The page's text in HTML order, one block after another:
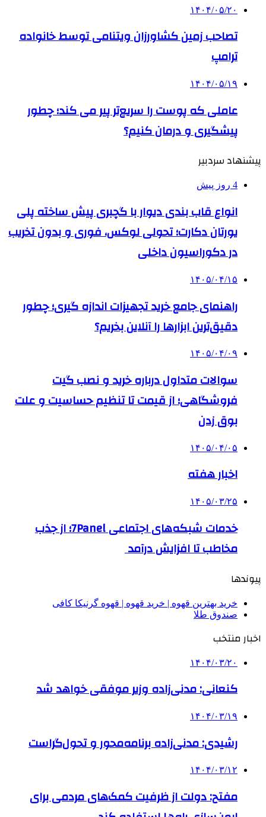
۱۴۰۴/۰۵/۲۰
تصاحب زمین کشاورزان ویتنامی توسط خانواده
ترامپ
۱۴۰۴/۰۵/۱۹
عاملی که پوست را سریع‌تر پیر می کند؛ چطور
پیشگیری و درمان کنیم؟
پیشنهاد سردبیر
4 روز پیش
انواع قاب بندی دیوار با گچبری پیش ساخته پلی
یورتان دکارت؛ تحولی لوکس، فوری و بدون تخریب
در دکوراسیون داخلی
۱۴۰۵/۰۴/۱۵
راهنمای جامع خرید تجهیزات اندازه گیری؛ چطور
دقیق‌ترین ابزارها را آنلاین بخریم؟
۱۴۰۵/۰۴/۰۹
سوالات متداول درباره خرید و نصب گیت
فروشگاهی؛ از قیمت تا تنظیم حساسیت و علت
بوق زدن
۱۴۰۵/۰۴/۰۵
اخبار هفته
۱۴۰۵/۰۳/۲۵
خدمات شبکه‌های اجتماعی 7Panel؛ از جذب
مخاطب تا افزایش درآمد
پیوندها
خرید بهترین قهوه | خرید قهوه | قهوه گرنیکا کافی
صندوق طلا
اخبار منتخب
۱۴۰۴/۰۳/۲۰
کنعانی: مدنی‌زاده وزیر موفقی خواهد شد
۱۴۰۴/۰۳/۱۹
رشیدی: مدنی‌زاده برنامه‌محور و تحول‌گراست
۱۴۰۴/۰۳/۱۲
مفتح: دولت از ظرفیت کمک‌های مردمی برای